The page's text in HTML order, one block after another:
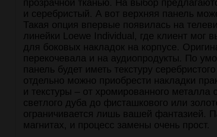
прозрачной тканью. На выбор
и серебристый. А вот верхняя панель
Такая опция впервые появилась на
линейки Loewe Individual, где клиент мог
для боковых накладок на корпусе.
перекочевала и на аудиопродукты. По
панель будет иметь текстуру
отдельно можно приобрести накладки
и текстуры – от хромированного металла
светлого дуба до фисташкового или
ограничивается лишь вашей фантазией.
магнитах, и процесс замены очень прост.